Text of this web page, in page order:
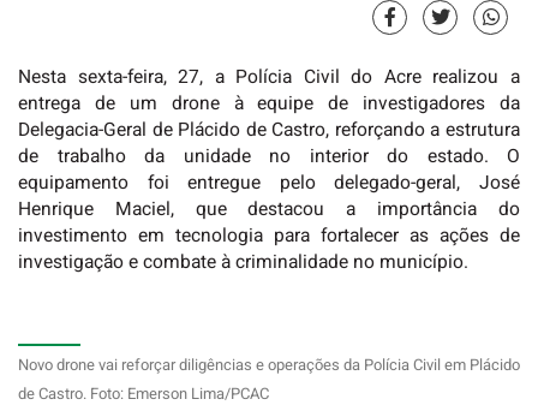
Nesta sexta-feira, 27, a Polícia Civil do Acre realizou a
entrega de um drone à equipe de investigadores da
Delegacia-Geral de Plácido de Castro, reforçando a estrutura
de trabalho da unidade no interior do estado. O
equipamento foi entregue pelo delegado-geral, José
Henrique Maciel, que destacou a importância do
investimento em tecnologia para fortalecer as ações de
investigação e combate à criminalidade no município.
Novo drone vai reforçar diligências e operações da Polícia Civil em Plácido
de Castro. Foto: Emerson Lima/PCAC